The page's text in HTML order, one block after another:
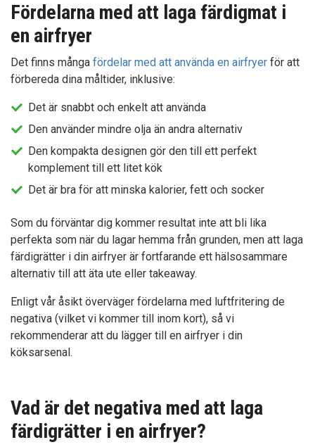
Fördelarna med att laga färdigmat i
en airfryer
Det finns många fördelar med att använda en airfryer för att
förbereda dina måltider, inklusive:
Det är snabbt och enkelt att använda
Den använder mindre olja än andra alternativ
Den kompakta designen gör den till ett perfekt
komplement till ett litet kök
Det är bra för att minska kalorier, fett och socker
Som du förväntar dig kommer resultat inte att bli lika
perfekta som när du lagar hemma från grunden, men att laga
färdigrätter i din airfryer är fortfarande ett hälsosammare
alternativ till att äta ute eller takeaway.
Enligt vår åsikt överväger fördelarna med luftfritering de
negativa (vilket vi kommer till inom kort), så vi
rekommenderar att du lägger till en airfryer i din
köksarsenal.
Vad är det negativa med att laga
färdigrätter i en airfryer?